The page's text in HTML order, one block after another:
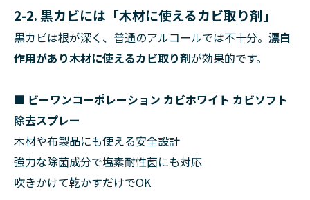
2-2. 黒カビには「木材に使えるカビ取り剤」
黒カビは根が深く、普通のアルコールでは不十分。 漂白
作用があり木材に使えるカビ取り剤が効果的です。
■ ビーワンコーポレーション カビホワイト カビソフト
除去スプレー
木材や布製品にも使える安全設計
強力な除菌成分で塩素耐性菌にも対応
吹きかけて乾かすだけでOK